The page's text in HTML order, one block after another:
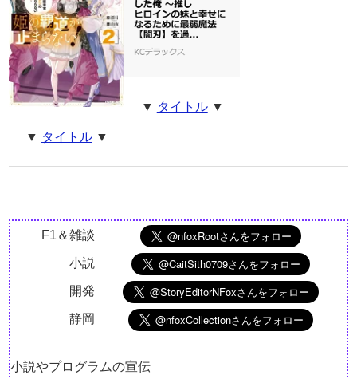
▼ タイトル▼
▼ タイトル▼
F1＆雑談
小説
開発
静岡
小説やプログラムの宣伝